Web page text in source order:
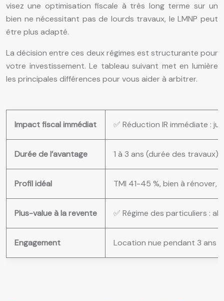
visez une optimisation fiscale à très long terme sur un
bien ne nécessitant pas de lourds travaux, le LMNP peut
être plus adapté.
La décision entre ces deux régimes est structurante pour
votre investissement. Le tableau suivant met en lumière
les principales différences pour vous aider à arbitrer.
Impact fiscal immédiat ✅ Réduction IR immédiate :
Durée de l’avantage 1 à 3 ans (durée des travaux)
Profil idéal TMI 41-45 %, bien à rénover,
Plus-value à la revente ✅ Régime des particuliers :
Engagement Location nue pendant 3 ans